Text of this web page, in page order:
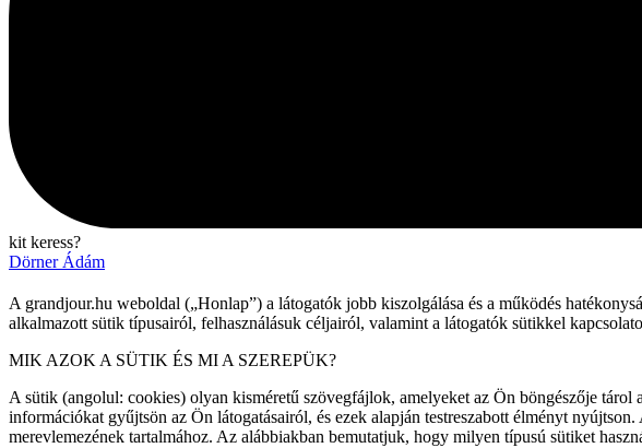
kit keress?
Dörner Ádám
A grandjour.hu weboldal („Honlap”) a látogatók jobb kiszolgálása és a működés
alkalmazott sütik típusairól, felhasználásuk céljairól, valamint a látogatók sütikkel
MIK AZOK A SÜTIK ÉS MI A SZEREPÜK?
A sütik (angolul: cookies) olyan kisméretű szövegfájlok, amelyeket az Ön böngészője
információkat gyűjtsön az Ön látogatásairól, és ezek alapján testreszabott élményt
merevlemezének tartalmához. Az alábbiakban bemutatjuk, hogy milyen típusú sütiket